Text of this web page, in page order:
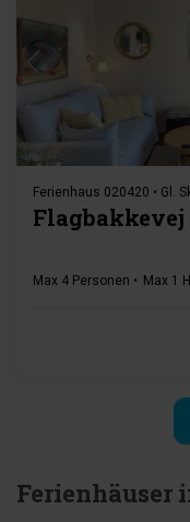
Ferienhaus 020420 • Gl.
Flagbakkevej
Max 4 Personen Max 1
Ferienhäuser